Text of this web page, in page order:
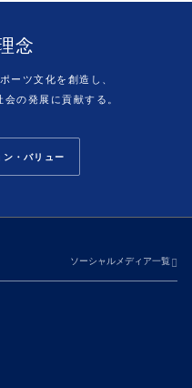
念
ーツ文化を創造し、
の発展に貢献する。
・バリュー
ソーシャルメディア一覧